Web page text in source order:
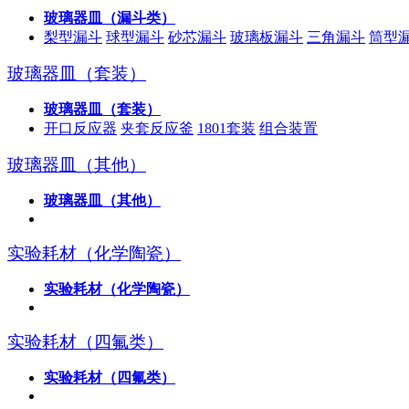
玻璃器皿（漏斗类）
梨型漏斗 球型漏斗 砂芯漏斗 玻璃板漏斗 三角漏斗 筒型
玻璃器皿（套装）
玻璃器皿（套装）
开口反应器 夹套反应釜 1801套装 组合装置
玻璃器皿（其他）
玻璃器皿（其他）
实验耗材（化学陶瓷）
实验耗材（化学陶瓷）
实验耗材（四氟类）
实验耗材（四氟类）